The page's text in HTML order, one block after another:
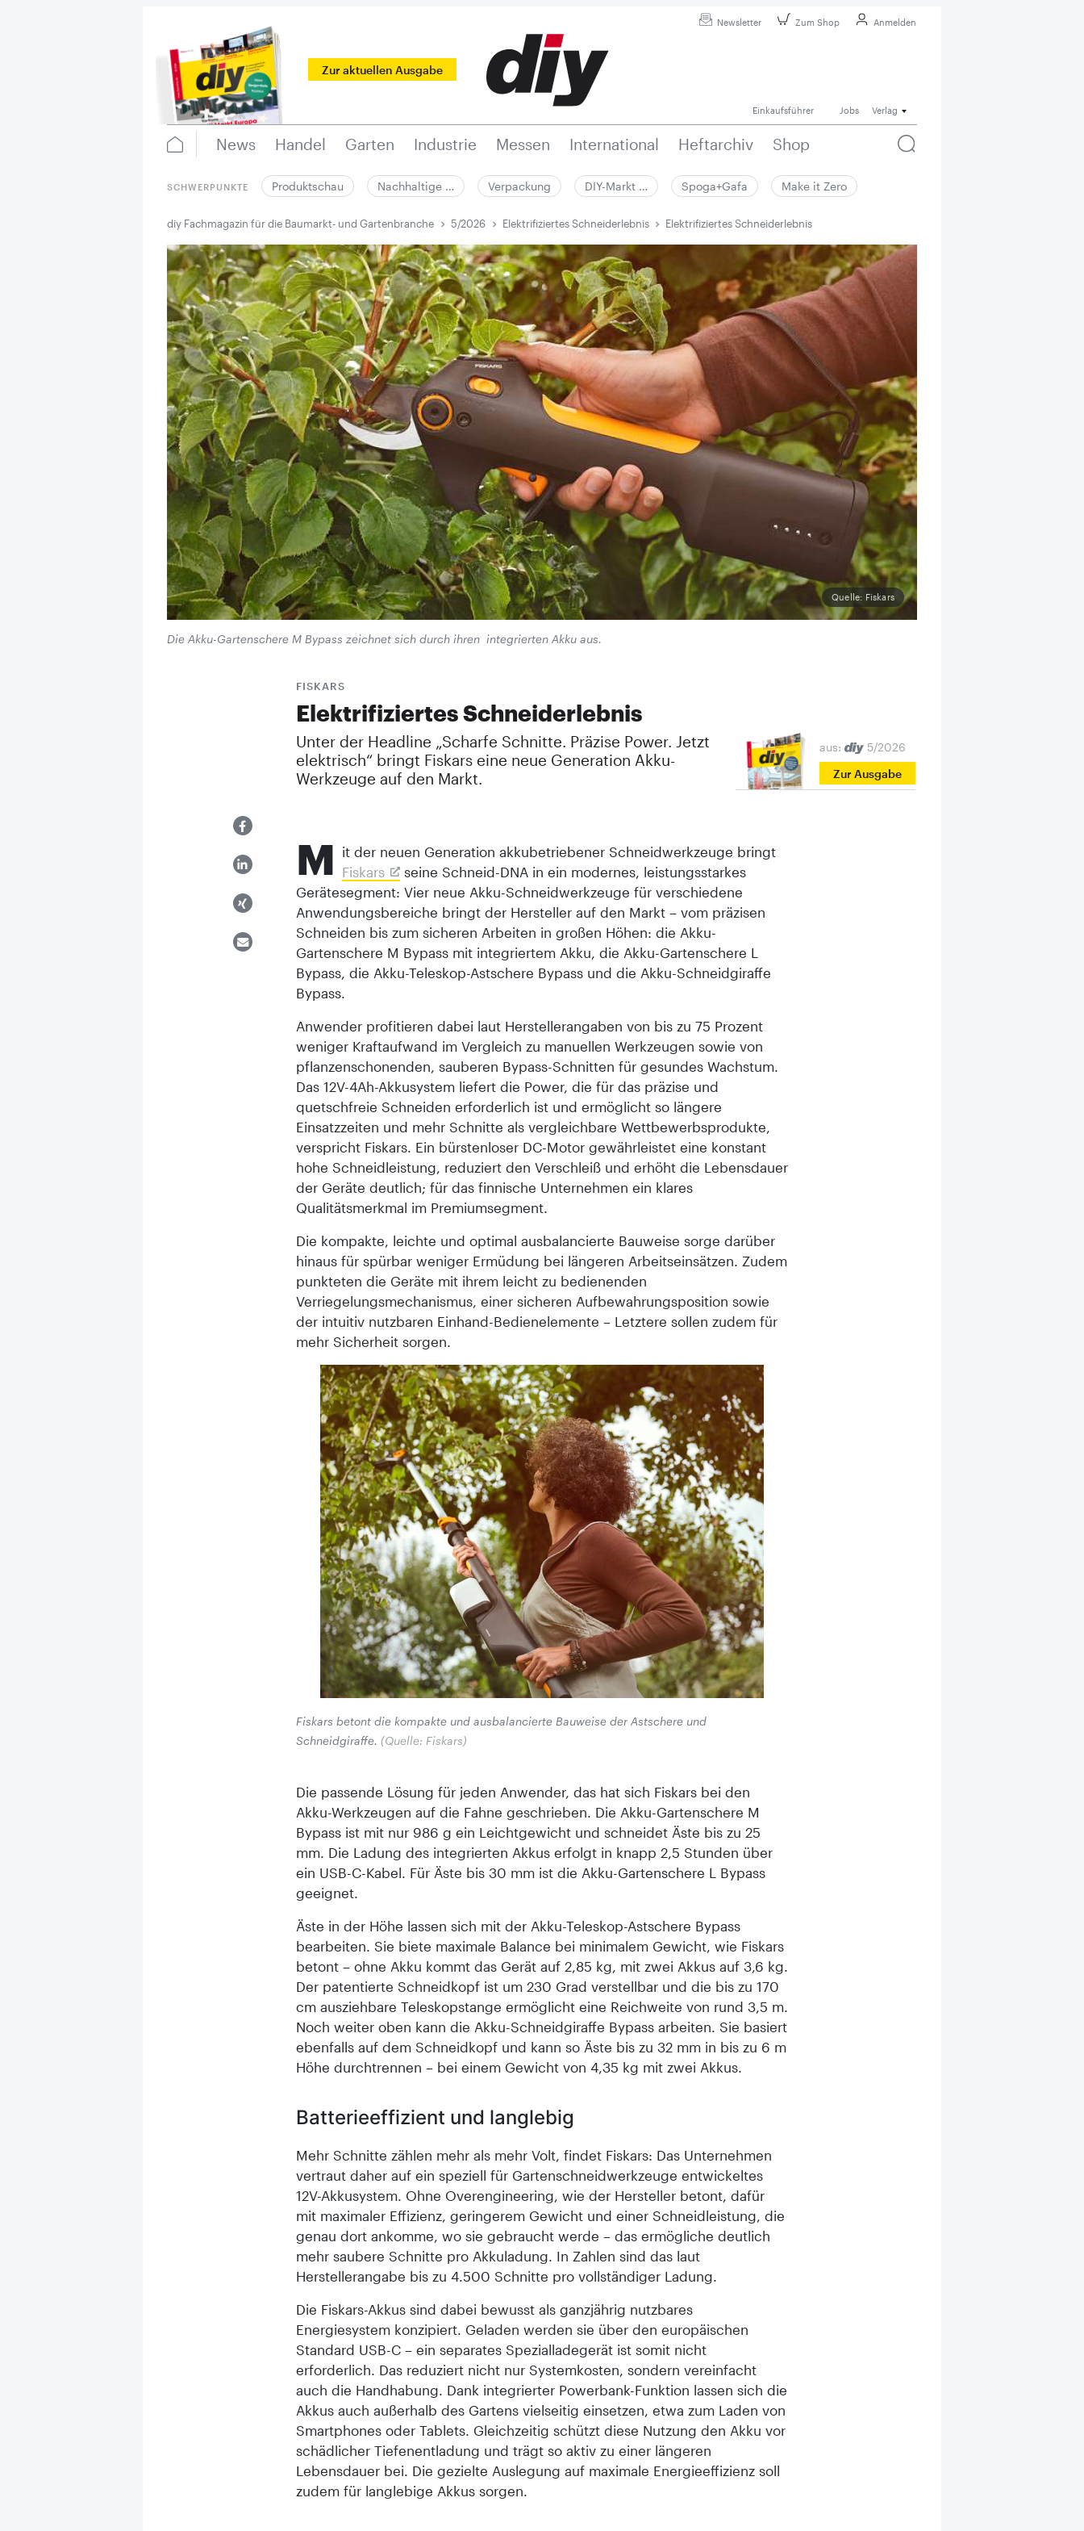
Newsletter Zum Shop Anmelden
Zur aktuellen Ausgabe
Einkaufsführer Jobs Verlag
News Handel Garten Industrie Messen International Heftarchiv Shop
SCHWERPUNKTE Produktschau Nachhaltige … Verpackung DIY-Markt … Spoga+Gafa Make it Zero
diy Fachmagazin für die Baumarkt- und Gartenbranche 5/2026 Elektrifiziertes Schneiderlebnis Elektrifiziertes Schneiderlebnis
Quelle: Fiskars
Die Akku-Gartenschere M Bypass zeichnet sich durch ihren integrierten Akku aus.
FISKARS
Elektrifiziertes Schneiderlebnis
Unter der Headline „Scharfe Schnitte. Präzise Power. Jetzt
elektrisch“ bringt Fiskars eine neue Generation Akku-
Werkzeuge auf den Markt.
aus:
5/2026
Zur Ausgabe
M it der neuen Generation akkubetriebener Schneidwerkzeuge bringt
Fiskars
seine Schneid-DNA in ein modernes, leistungsstarkes
Gerätesegment: Vier neue Akku-Schneidwerkzeuge für verschiedene
Anwendungsbereiche bringt der Hersteller auf den Markt – vom präzisen
Schneiden bis zum sicheren Arbeiten in großen Höhen: die Akku-
Gartenschere M Bypass mit integriertem Akku, die Akku-Gartenschere L
Bypass, die Akku-Teleskop-Astschere Bypass und die Akku-Schneidgiraffe
Bypass.
Anwender profitieren dabei laut Herstellerangaben von bis zu 75 Prozent
weniger Kraftaufwand im Vergleich zu manuellen Werkzeugen sowie von
pflanzenschonenden, sauberen Bypass-Schnitten für gesundes Wachstum.
Das 12V-4Ah-Akkusystem liefert die Power, die für das präzise und
quetschfreie Schneiden erforderlich ist und ermöglicht so längere
Einsatzzeiten und mehr Schnitte als vergleichbare Wettbewerbsprodukte,
verspricht Fiskars. Ein bürstenloser DC-Motor gewährleistet eine konstant
hohe Schneidleistung, reduziert den Verschleiß und erhöht die Lebensdauer
der Geräte deutlich; für das finnische Unternehmen ein klares
Qualitätsmerkmal im Premiumsegment.
Die kompakte, leichte und optimal ausbalancierte Bauweise sorge darüber
hinaus für spürbar weniger Ermüdung bei längeren Arbeitseinsätzen. Zudem
punkteten die Geräte mit ihrem leicht zu bedienenden
Verriegelungsmechanismus, einer sicheren Aufbewahrungsposition sowie
der intuitiv nutzbaren Einhand-Bedienelemente – Letztere sollen zudem für
mehr Sicherheit sorgen.
Fiskars betont die kompakte und ausbalancierte Bauweise der Astschere und
Schneidgiraffe. (Quelle: Fiskars)
Die passende Lösung für jeden Anwender, das hat sich Fiskars bei den
Akku-Werkzeugen auf die Fahne geschrieben. Die Akku-Gartenschere M
Bypass ist mit nur 986 g ein Leichtgewicht und schneidet Äste bis zu 25
mm. Die Ladung des integrierten Akkus erfolgt in knapp 2,5 Stunden über
ein USB-C-Kabel. Für Äste bis 30 mm ist die Akku-Gartenschere L Bypass
geeignet.
Äste in der Höhe lassen sich mit der Akku-Teleskop-Astschere Bypass
bearbeiten. Sie biete maximale Balance bei minimalem Gewicht, wie Fiskars
betont – ohne Akku kommt das Gerät auf 2,85 kg, mit zwei Akkus auf 3,6 kg.
Der patentierte Schneidkopf ist um 230 Grad verstellbar und die bis zu 170
cm ausziehbare Teleskopstange ermöglicht eine Reichweite von rund 3,5 m.
Noch weiter oben kann die Akku-Schneidgiraffe Bypass arbeiten. Sie basiert
ebenfalls auf dem Schneidkopf und kann so Äste bis zu 32 mm in bis zu 6 m
Höhe durchtrennen – bei einem Gewicht von 4,35 kg mit zwei Akkus.
Batterieeffizient und langlebig
Mehr Schnitte zählen mehr als mehr Volt, findet Fiskars: Das Unternehmen
vertraut daher auf ein speziell für Gartenschneidwerkzeuge entwickeltes
12V-Akkusystem. Ohne Over­engineering, wie der Hersteller betont, dafür
mit maximaler Effizienz, geringerem Gewicht und einer Schneidleistung, die
genau dort ankomme, wo sie gebraucht werde – das ermögliche deutlich
mehr saubere Schnitte pro Akkuladung. In Zahlen sind das laut
Herstellerangabe bis zu 4.500 Schnitte pro vollständiger Ladung.
Die Fiskars-Akkus sind dabei bewusst als ganzjährig nutzbares
Energiesystem konzipiert. Geladen werden sie über den europäischen
Standard USB-C – ein separates Spezialladegerät ist somit nicht
erforderlich. Das reduziert nicht nur Systemkosten, sondern vereinfacht
auch die Handhabung. Dank integrierter Powerbank-Funktion lassen sich die
Akkus auch außerhalb des Gartens vielseitig einsetzen, etwa zum Laden von
Smart­phones oder Tablets. Gleichzeitig schützt diese Nutzung den Akku vor
schädlicher Tiefenentladung und trägt so aktiv zu einer längeren
Lebensdauer bei. Die gezielte Auslegung auf maximale Energieeffizienz soll
zudem für langlebige Akkus sorgen.